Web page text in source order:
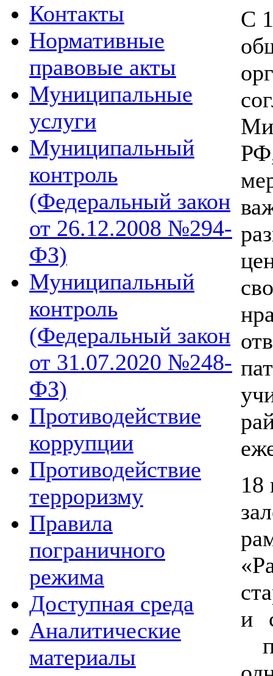
Контакты
Нормативные
правовые акты
Муниципальные
услуги
Муниципальный
контроль
(Федеральный закон
от 26.12.2008 №294-
ФЗ)
Муниципальный
контроль
(Федеральный закон
от 31.07.2020 №248-
ФЗ)
Противодействие
коррупции
Противодействие
терроризму
Правила
пограничного
режима
Доступная среда
Аналитические
материалы
С
18
и